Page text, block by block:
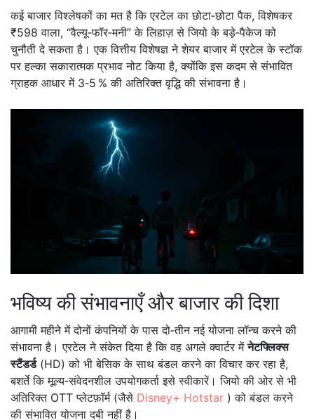
कई बाजार विश्लेषकों का मत है कि एरटेल का छोटा‑छोटा पैक, विशेषकर
₹598 वाला, “वैल्यू‑फॉर‑मनी” के लिहाज़ से जियो के बड़े‑पैकेज को
चुनौती दे सकता है। एक वित्तीय विशेषज्ञ ने शेयर बाजार में एरटेल के स्टॉक
पर हल्का सकारात्मक प्रभाव नोट किया है, क्योंकि इस कदम से संभावित
ग्राहक आधार में 3‑5 % की अतिरिक्त वृद्धि की संभावना है।
भविष्य की संभावनाएँ और बाजार की दिशा
आगामी महीने में दोनों कंपनियों के पास दो‑तीन नई योजना लॉन्च करने की
संभावना है। एरटेल ने संकेत दिया है कि वह अगले क्वार्टर मेंनेटफ्लिक्स
स्टैंडर्ड(HD) को भी बेसिक के साथ बंडल करने का विचार कर रहा है,
बशर्ते कि मूल्य‑संवेदनशील उपयोगकर्ता इसे स्वीकारें। जियो की ओर से भी
अतिरिक्त OTT प्लेटफ़ॉर्म (जैसे Disney+ Hotstar ) को बंडल करने
की संभावित योजना दबी नहीं है।